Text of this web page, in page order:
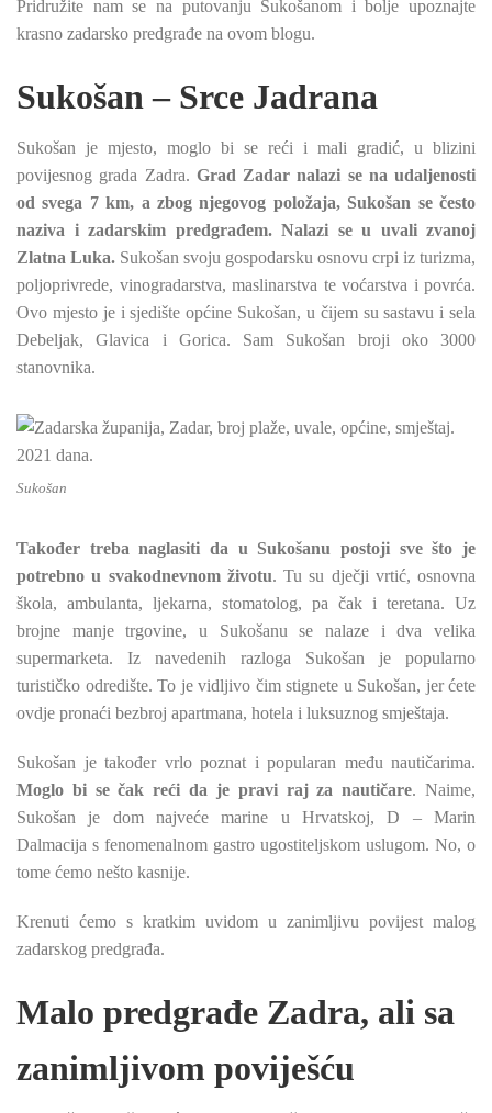
Pridružite nam se na putovanju Sukošanom i bolje upoznajte
krasno zadarsko predgrađe na ovom blogu.
Sukošan – Srce Jadrana
Sukošan je mjesto, moglo bi se reći i mali gradić, u blizini
povijesnog grada Zadra. Grad Zadar nalazi se na udaljenosti
od svega 7 km, a zbog njegovog položaja, Sukošan se često
naziva i zadarskim predgrađem. Nalazi se u uvali zvanoj
Zlatna Luka. Sukošan svoju gospodarsku osnovu crpi iz turizma,
poljoprivrede, vinogradarstva, maslinarstva te voćarstva i povrća.
Ovo mjesto je i sjedište općine Sukošan, u čijem su sastavu i sela
Debeljak, Glavica i Gorica. Sam Sukošan broji oko 3000
stanovnika.
Sukošan
Također treba naglasiti da u Sukošanu postoji sve što je
potrebno u svakodnevnom životu. Tu su dječji vrtić, osnovna
škola, ambulanta, ljekarna, stomatolog, pa čak i teretana. Uz
brojne manje trgovine, u Sukošanu se nalaze i dva velika
supermarketa. Iz navedenih razloga Sukošan je popularno
turističko odredište. To je vidljivo čim stignete u Sukošan, jer ćete
ovdje pronaći bezbroj apartmana, hotela i luksuznog smještaja.
Sukošan je također vrlo poznat i popularan među nautičarima.
Moglo bi se čak reći da je pravi raj za nautičare. Naime,
Sukošan je dom najveće marine u Hrvatskoj, D – Marin
Dalmacija s fenomenalnom gastro ugostiteljskom uslugom. No, o
tome ćemo nešto kasnije.
Krenuti ćemo s kratkim uvidom u zanimljivu povijest malog
zadarskog predgrađa.
Malo predgrađe Zadra, ali sa
zanimljivom poviješću